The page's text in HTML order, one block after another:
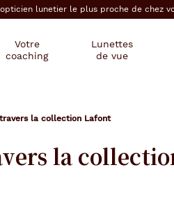
lunetier le plus proche de chez
Votre
coaching
Lunettes
de vue
la collection Lafont
la